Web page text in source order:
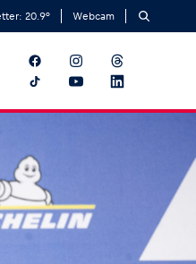
20.9° Webcam